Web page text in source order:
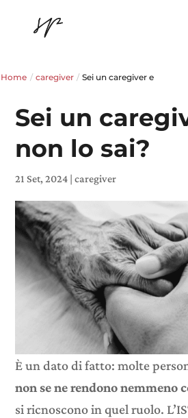
Home / caregiver / Sei un caregiver e
Sei un
non lo sai?
21 Set, 2024 |caregiver
È un dato di fatto: molte
non se ne rendono nemmeno
si ricnoscono in quel ruolo.